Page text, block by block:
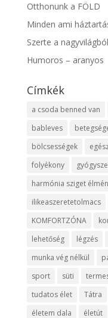
Otthonunk a FÖLD
Minden ami
Szerte a nagyvilágból
Humoros – aranyos
Címkék
a csoda benned van
bableves
bölcsességek
folyékony
harmónia sziget
ilikeaszeretetolmacs
KOMFORTZÓNA
lehetőség
légzés
munka vég nélkül
sport
süti
tudatos élet
Tátra
életem dala
életút